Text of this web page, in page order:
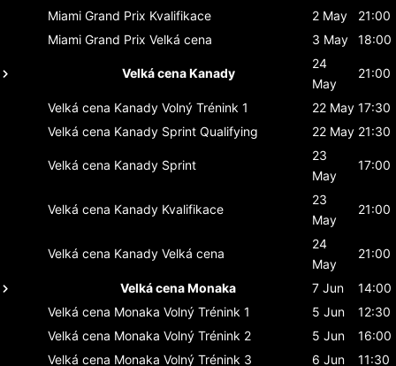
Miami Grand Prix Kvalifikace 2 May
21:00
Miami Grand Prix Velká cena 3 May 18:00
Velká cena Kanady
24
May
21:00
Velká cena Kanady Volný Trénink 1 22 May 17:30
Velká cena Kanady Sprint Qualifying 22 May 21:30
Velká cena Kanady Sprint
23
May
17:00
Velká cena Kanady Kvalifikace
23
May
21:00
Velká cena Kanady Velká cena
24
May
21:00
Velká cena Monaka 7 Jun
14:00
Velká cena Monaka Volný Trénink 1 5 Jun
12:30
Velká cena Monaka Volný Trénink 2 5 Jun
16:00
Velká cena Monaka Volný Trénink 3 6 Jun
11:30